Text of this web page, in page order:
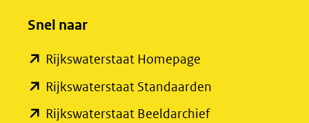
venster)
naar
een
andere
Snel naar
Rijkswaterstaat Homepage
in
Rijkswaterstaat Standaarden
Rijkswaterstaat Beeldarchief(opent